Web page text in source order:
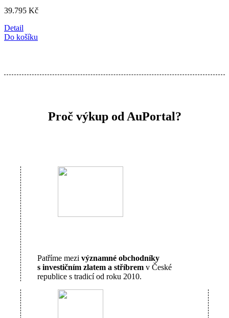
39.795 Kč
Detail
Do košíku
Proč výkup od AuPortal?
Patříme mezi významné obchodníky
s investičním zlatem a stříbrem v České
republice s tradicí od roku 2010.